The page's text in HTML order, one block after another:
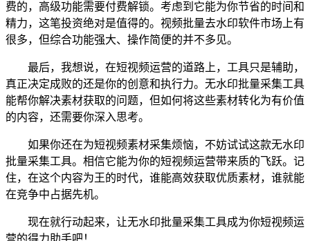
费的，高级功能需要付费解锁。考虑到它能为你节省的时间和
精力，这笔投资绝对是值得的。视频批量去水印软件市场上有
很多，但综合功能强大、操作简便的并不多见。
最后，我想说，在短视频运营的道路上，工具只是辅助，
真正决定成败的还是你的创意和执行力。无水印批量采集工具
能帮你解决素材获取的问题，但如何将这些素材转化为有价值
的内容，还需要你深入思考。
如果你还在为短视频素材采集烦恼，不妨试试这款无水印
批量采集工具。相信它能为你的短视频运营带来质的飞跃。记
住，在这个内容为王的时代，谁能高效获取优质素材，谁就能
在竞争中占据先机。
现在就行动起来，让无水印批量采集工具成为你短视频运